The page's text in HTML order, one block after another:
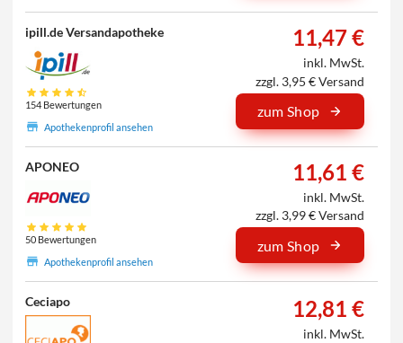
ipill.de Versandapotheke
154 Bewertungen
Apothekenprofil ansehen
11,47 €
inkl. MwSt.
zzgl. 3,95 € Versand
zum Shop
APONEO
50 Bewertungen
Apothekenprofil ansehen
11,61 €
inkl. MwSt.
zzgl. 3,99 € Versand
zum Shop
Ceciapo 12,81 €
inkl. MwSt.